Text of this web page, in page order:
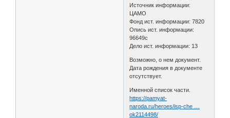
Источник информации:
ЦАМО
Фонд ист. информации: 7820
Опись ист. информации:
96649с
Дело ист. информации: 13
Возможно, о нем документ.
Дата рождения в документе
отсутствует.
Именной список части.
https://pamyat-
naroda.ru/heroes/isp-che …
ok2114498/